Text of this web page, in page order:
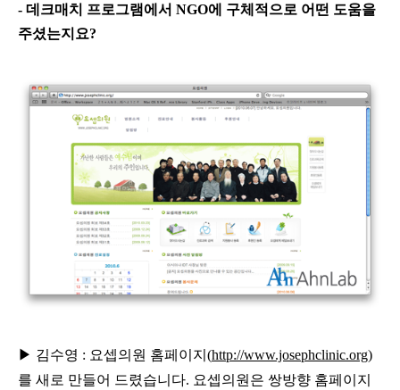
- 데크매치 프로그램에서 NGO에 구체적으로 어떤 도움을
주셨는지요?
▶ 김수영 : 요셉의원 홈페이지(http://www.josephclinic.org)
를 새로 만들어 드렸습니다. 요셉의원은 쌍방향 홈페이지